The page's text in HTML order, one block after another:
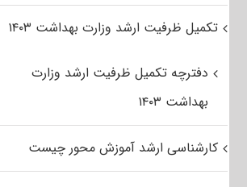
تکمیل ظرفیت ارشد وزارت بهداشت ۱۴۰۳
دفترچه تکمیل ظرفیت ارشد وزارت
بهداشت ۱۴۰۳
کارشناسی ارشد آموزش محور چیست